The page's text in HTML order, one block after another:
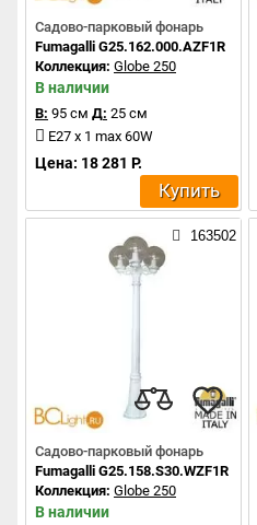
Садово-парковый фонарь
Fumagalli G25.162.000.AZF1R
Коллекция: Globe 250
В наличии
В: 95 см Д: 25 см
E27 x 1 max 60W
Цена: 18 281 Р.
Купить
163502
Садово-парковый фонарь
Fumagalli G25.158.S30.WZF1R
Коллекция: Globe 250
В наличии